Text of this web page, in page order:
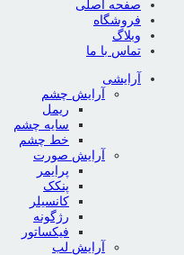
صفحه اصلی
فروشگاه
وبلاگ
تماس با ما
آرایشی
آرایش چشم
ریمل
سایه چشم
خط چشم
آرایش صورت
پرایمر
پنکک
کانسیلر
رژگونه
فیکساتور
آرایش لب